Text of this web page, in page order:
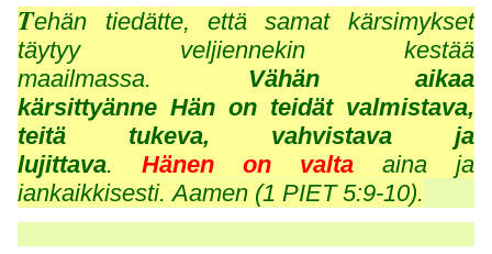
Tehän tiedätte, että samat kärsimykset
täytyy veljiennekin kestää
maailmassa. Vähän aikaa
kärsittyänne Hän on teidät valmistava,
teitä tukeva, vahvistava ja
lujittava. Hänen on valta aina ja
iankaikkisesti. Aamen (1 PIET 5:9-10).